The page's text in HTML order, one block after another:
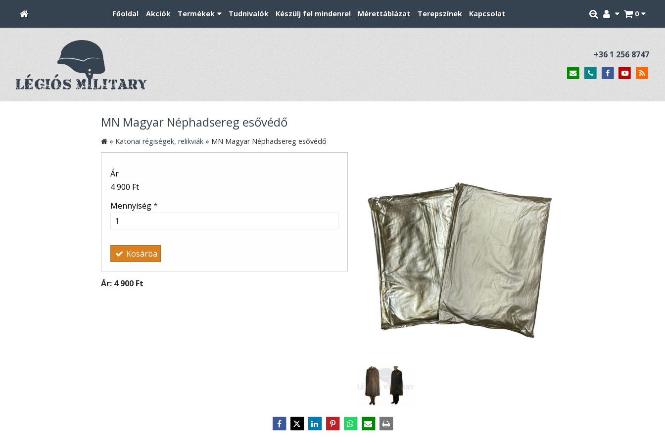
0
Főoldal Akciók Termékek Tudnivalók Készülj fel mindenre! Mérettáblázat Terepszínek Kapcsolat
+36 1 256 8747
MN Magyar Néphadsereg esővédő
» Katonai régiségek, relikviák » MN Magyar Néphadsereg esővédő
Ár
4 900 Ft
Mennyiség*
Kosárba
Ár: 4 900 Ft